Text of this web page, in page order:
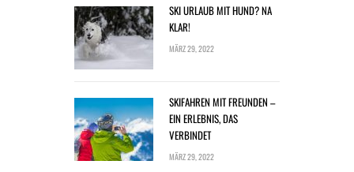
SKI URLAUB MIT HUND? NA
KLAR!
MÄRZ 29, 2022
SKIFAHREN MIT FREUNDEN –
EIN ERLEBNIS, DAS
VERBINDET
MÄRZ 29, 2022